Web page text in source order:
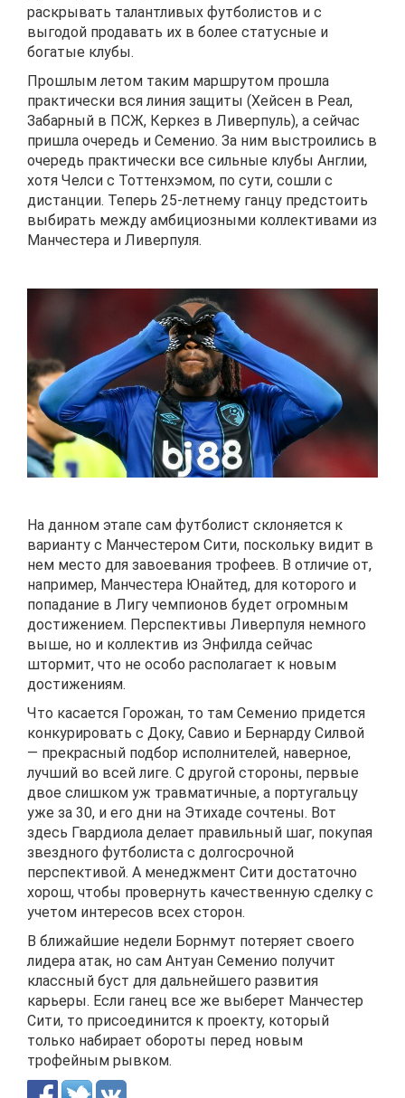
раскрывать талантливых футболистов и с
выгодой продавать их в более статусные и
богатые клубы.
Прошлым летом таким маршрутом прошла
практически вся линия защиты (Хейсен в Реал,
Забарный в ПСЖ, Керкез в Ливерпуль), а сейчас
пришла очередь и Семенио. За ним выстроились в
очередь практически все сильные клубы Англии,
хотя Челси с Тоттенхэмом, по сути, сошли с
дистанции. Теперь 25-летнему ганцу предстоить
выбирать между амбициозными коллективами из
Манчестера и Ливерпуля.
На данном этапе сам футболист склоняется к
варианту с Манчестером Сити, поскольку видит в
нем место для завоевания трофеев. В отличие от,
например, Манчестера Юнайтед, для которого и
попадание в Лигу чемпионов будет огромным
достижением. Перспективы Ливерпуля немного
выше, но и коллектив из Энфилда сейчас
штормит, что не особо располагает к новым
достижениям.
Что касается Горожан, то там Семенио придется
конкурировать с Доку, Савио и Бернарду Силвой
— прекрасный подбор исполнителей, наверное,
лучший во всей лиге. С другой стороны, первые
двое слишком уж травматичные, а португальцу
уже за 30, и его дни на Этихаде сочтены. Вот
здесь Гвардиола делает правильный шаг, покупая
звездного футболиста с долгосрочной
перспективой. А менеджмент Сити достаточно
хорош, чтобы провернуть качественную сделку с
учетом интересов всех сторон.
В ближайшие недели Борнмут потеряет своего
лидера атак, но сам Антуан Семенио получит
классный буст для дальнейшего развития
карьеры. Если ганец все же выберет Манчестер
Сити, то присоединится к проекту, который
только набирает обороты перед новым
трофейным рывком.